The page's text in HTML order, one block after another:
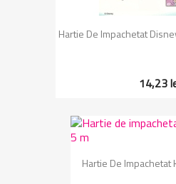
Hartie De Impachetat
14,23
Hartie De Impachetat